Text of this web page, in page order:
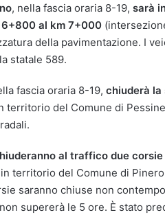
, nella fascia oraria 8-19, sarà
6+800 al km 7+000
della pavimentazione. I
statale 589.
fascia oraria 8-19, chiuderà la
territorio del Comune di
al traffico due
in territorio del Comune di
saranno chiuse non
supererà le 5 ore. È stato